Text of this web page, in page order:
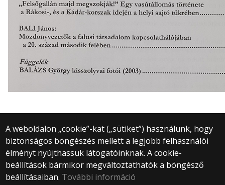
A weboldalon „cookie”-kat („sütiket”) használunk, hogy
biztonságos böngészés mellett a legjobb felhasználói
élményt nyújthassuk látogatóinknak. A cookie-
beállítások bármikor megváltoztathatók a böngésző
beállításaiban. További információ
© 2025 Eötvös Loránd Tudományegyetem
Minden jog fenntartva.
1053 Budapest, Egyetem tér 1–3.
Központi telefonszám: +36 1 411 6500